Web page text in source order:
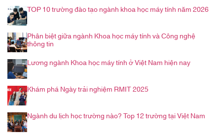
TOP 10 trường đào tạo ngành khoa học máy tính năm 2026
Phân biệt giữa ngành Khoa học máy tính và Công nghệ
thông tin
Lương ngành Khoa học máy tính ở Việt Nam hiện nay
Khám phá Ngày trải nghiệm RMIT 2025
Ngành du lịch học trường nào? Top 12 trường tại Việt Nam